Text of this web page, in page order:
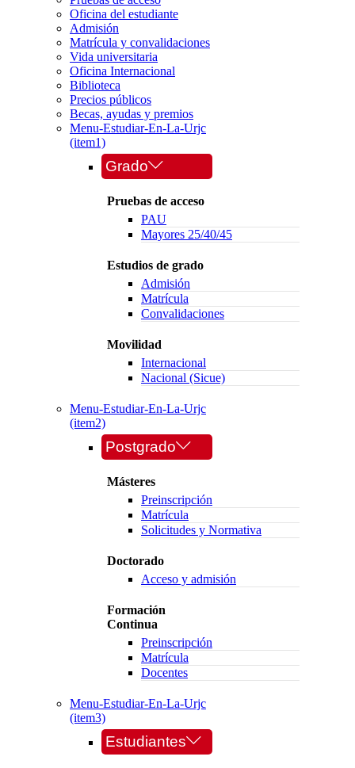
Oficina del estudiante
Admisión
Matrícula y convalidaciones
Vida universitaria
Oficina Internacional
Biblioteca
Precios públicos
Becas, ayudas y premios
Menu-Estudiar-En-La-Urjc
(item1)
Grado
Pruebas de acceso
PAU
Mayores 25/40/45
Estudios de grado
Admisión
Matrícula
Convalidaciones
Movilidad
Internacional
Nacional (Sicue)
Menu-Estudiar-En-La-Urjc
(item2)
Postgrado
Másteres
Preinscripción
Matrícula
Solicitudes y Normativa
Doctorado
Acceso y admisión
Formación
Continua
Preinscripción
Matrícula
Docentes
Menu-Estudiar-En-La-Urjc
(item3)
Estudiantes